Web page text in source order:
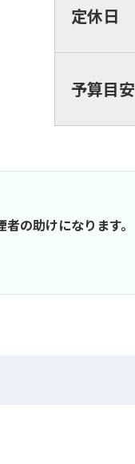
定休日
予算目安
の助けになります。